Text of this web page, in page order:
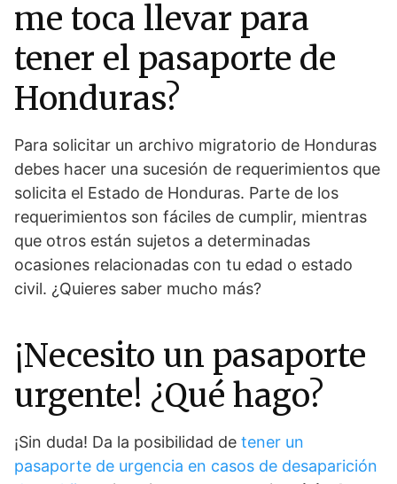
me toca llevar para
tener el pasaporte de
Honduras?
Para solicitar un archivo migratorio de Honduras
debes hacer una sucesión de requerimientos que
solicita el Estado de Honduras. Parte de los
requerimientos son fáciles de cumplir, mientras
que otros están sujetos a determinadas
ocasiones relacionadas con tu edad o estado
civil. ¿Quieres saber mucho más?
¡Necesito un pasaporte
urgente! ¿Qué hago?
¡Sin duda! Da la posibilidad de tener un
pasaporte de urgencia en casos de desaparición